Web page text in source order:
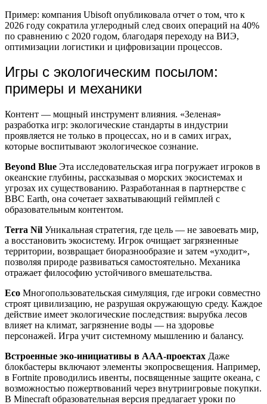
Пример: компания Ubisoft опубликовала отчет о том, что к
2026 году сократила углеродный след своих операций на 40%
по сравнению с 2020 годом, благодаря переходу на ВИЭ,
оптимизации логистики и цифровизации процессов.
Игры с экологическим посылом:
примеры и механики
Контент — мощный инструмент влияния. «Зеленая»
разработка игр: экологические стандарты в индустрии
проявляется не только в процессах, но и в самих играх,
которые воспитывают экологическое сознание.
Beyond Blue Эта исследовательская игра погружает игроков в
океанские глубины, рассказывая о морских экосистемах и
угрозах их существованию. Разработанная в партнерстве с
BBC Earth, она сочетает захватывающий геймплей с
образовательным контентом.
Terra Nil Уникальная стратегия, где цель — не завоевать мир,
а восстановить экосистему. Игрок очищает загрязненные
территории, возвращает биоразнообразие и затем «уходит»,
позволяя природе развиваться самостоятельно. Механика
отражает философию устойчивого вмешательства.
Eco Многопользовательская симуляция, где игроки совместно
строят цивилизацию, не разрушая окружающую среду. Каждое
действие имеет экологические последствия: вырубка лесов
влияет на климат, загрязнение воды — на здоровье
персонажей. Игра учит системному мышлению и балансу.
Встроенные эко-инициативы в AAA-проектах Даже
блокбастеры включают элементы экопросвещения. Например,
в Fortnite проводились ивенты, посвященные защите океана, с
возможностью пожертвований через внутриигровые покупки.
В Minecraft образовательная версия предлагает уроки по